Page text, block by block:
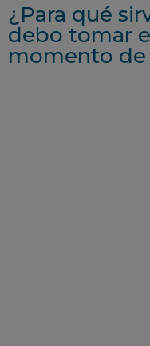
¿Para qué
debo tomar
momento de